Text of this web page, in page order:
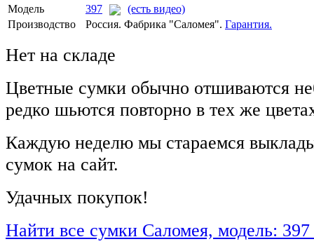
Модель
397
(есть видео)
Производство
Россия. Фабрика "Саломея". Гарантия.
Нет на складе
Цветные сумки обычно отшиваются
редко шьются повторно в тех же
Каждую неделю мы стараемся
сумок на сайт.
Удачных покупок!
Найти все сумки Саломея, модель: